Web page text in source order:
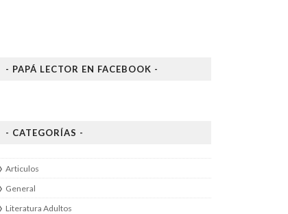
- PAPÁ LECTOR EN FACEBOOK -
- CATEGORÍAS -
Articulos
General
Literatura Adultos